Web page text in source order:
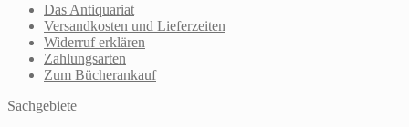
Das Antiquariat
Versandkosten und Lieferzeiten
Widerruf erklären
Zahlungsarten
Zum Bücherankauf
Sachgebiete